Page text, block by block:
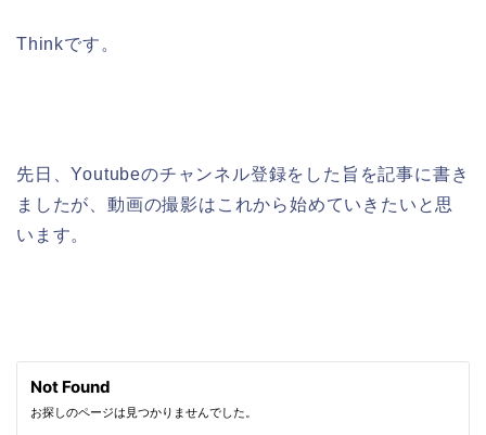
Thinkです。
先日、Youtubeのチャンネル登録をした旨を記事に書き
ましたが、動画の撮影はこれから始めていきたいと思
います。